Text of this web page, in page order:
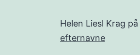
Helen Liesl Krag på
efternavne